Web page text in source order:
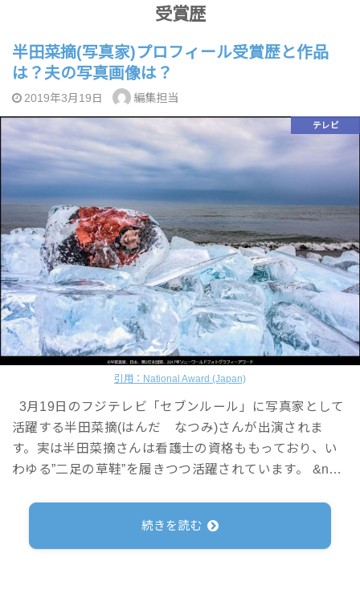
受賞歴
半田菜摘(写真家)プロフィール受賞歴と作品
は？夫の写真画像は？
2019年3月19日 編集担当
引用：National Award (Japan)
テレビ
3月19日のフジテレビ「セブンルール」に写真家として
活躍する半田菜摘(はんだ なつみ)さんが出演されま
す。実は半田菜摘さんは看護士の資格ももっており、い
わゆる”二足の草鞋”を履きつつ活躍されています。 &n…
続きを読む